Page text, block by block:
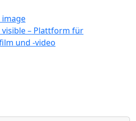
– Plattform für
und -video